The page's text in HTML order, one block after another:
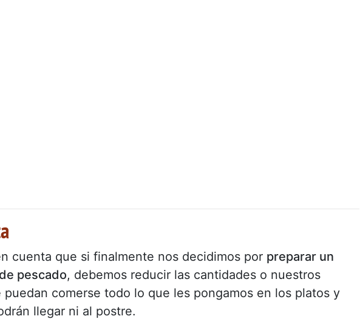
cuenta que si finalmente nos decidimos por preparar un
pescado, debemos reducir las cantidades o nuestros
comerse todo lo que les pongamos en los platos y
llegar ni al postre.